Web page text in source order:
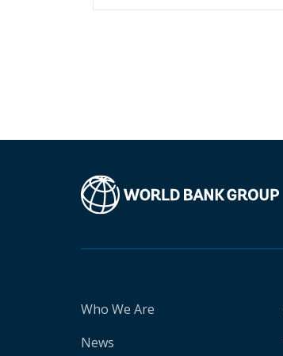
Who We Are
News